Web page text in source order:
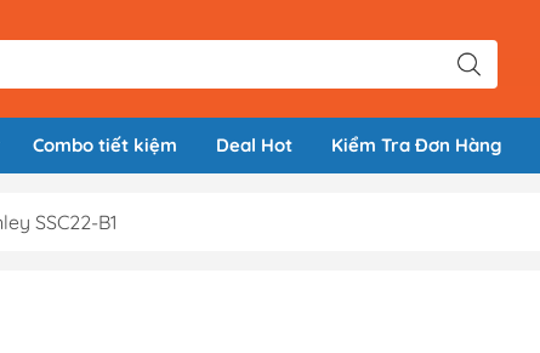
Combo tiết kiệm Deal Hot Kiểm Tra Đơn Hàng
SSC22-B1